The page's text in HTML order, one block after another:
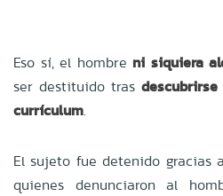
Eso sí, el hombre ni siquiera
ser destituido tras
currículum.
El sujeto fue detenido gracias
quienes denunciaron al